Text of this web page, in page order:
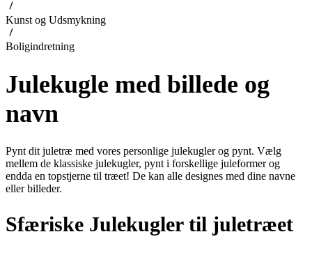
Kunst og Udsmykning
Boligindretning
Julekugle med billede og
navn
Pynt dit juletræ med vores personlige julekugler og pynt. Vælg
mellem de klassiske julekugler, pynt i forskellige juleformer og
endda en topstjerne til træet! De kan alle designes med dine navne
eller billeder.
Sfæriske Julekugler til juletræet